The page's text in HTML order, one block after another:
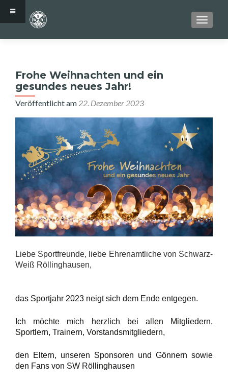
Frohe Weihnachten und ein
gesundes neues Jahr!
Veröffentlicht am 22. Dezember 2023
Liebe Sportfreunde, liebe Ehrenamtliche von Schwarz-
Weiß Röllinghausen,
das Sportjahr 2023 neigt sich dem Ende entgegen.
Ich möchte mich herzlich bei allen Mitgliedern,
Sportlern, Trainern, Vorstandsmitgliedern,
den Eltern, unseren Sponsoren und Gönnern sowie
den Fans von SW Röllinghausen